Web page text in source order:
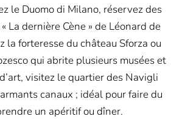
le Duomo di Milano, réservez des
La dernière Cène » de Léonard de
la forteresse du château Sforza ou
qui abrite plusieurs musées et
visitez le quartier des Navigli
canaux ; idéal pour faire du
un apéritif ou dîner.